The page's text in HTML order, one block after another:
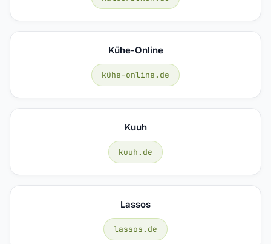
Kühe-Online
kühe-online.de
Kuuh
kuuh.de
Lassos
lassos.de